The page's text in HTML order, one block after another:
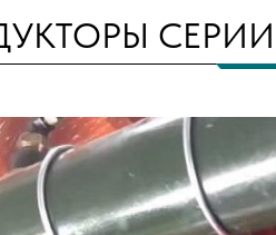
СЕРИИ